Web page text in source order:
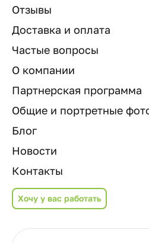
Отзывы
Доставка и оплата
Частые вопросы
О компании
Партнерская программа
Общие и портретные
Блог
Новости
Контакты
Хочу у вас работать